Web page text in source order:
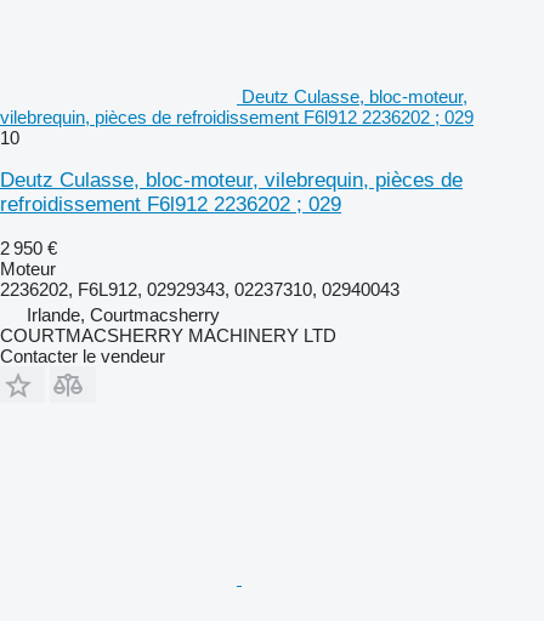
Deutz Culasse, bloc-moteur,
vilebrequin, pièces de refroidissement F6l912 2236202 ; 029
10
Deutz Culasse, bloc-moteur, vilebrequin, pièces de
refroidissement F6l912 2236202 ; 029
2 950 €
Moteur
2236202, F6L912, 02929343, 02237310, 02940043
Irlande, Courtmacsherry
COURTMACSHERRY MACHINERY LTD
Contacter le vendeur